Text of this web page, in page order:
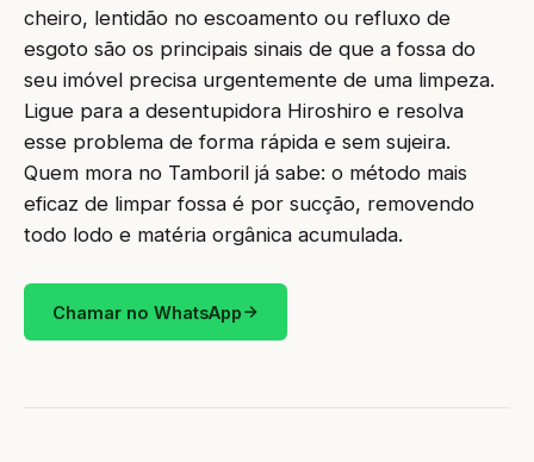
cheiro, lentidão no escoamento ou refluxo de
esgoto são os principais sinais de que a fossa do
seu imóvel precisa urgentemente de uma limpeza.
Ligue para a desentupidora Hiroshiro e resolva
esse problema de forma rápida e sem sujeira.
Quem mora no Tamboril já sabe: o método mais
eficaz de limpar fossa é por sucção, removendo
todo lodo e matéria orgânica acumulada.
Chamar no WhatsApp